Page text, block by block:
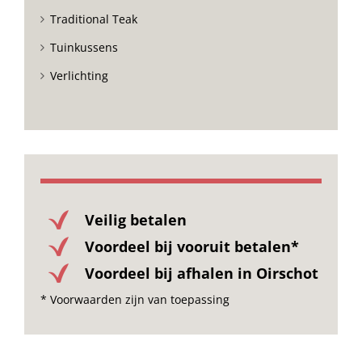
Traditional Teak
Tuinkussens
Verlichting
Veilig betalen
Voordeel bij vooruit betalen*
Voordeel bij afhalen in Oirschot
* Voorwaarden zijn van toepassing